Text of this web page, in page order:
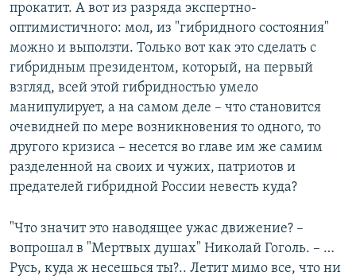
прокатит. А вот из разряда экспертно-
оптимистичного: мол, из "гибридного состояния"
можно и выползти. Только вот как это сделать с
гибридным президентом, который, на первый
взгляд, всей этой гибридностью умело
манипулирует, а на самом деле – что становится
очевидней по мере возникновения то одного, то
другого кризиса – несется во главе им же самим
разделенной на своих и чужих, патриотов и
предателей гибридной России невесть куда?
"Что значит это наводящее ужас движение? –
вопрошал в "Мертвых душах" Николай Гоголь. – …
Русь, куда ж несешься ты?.. Летит мимо все, что ни